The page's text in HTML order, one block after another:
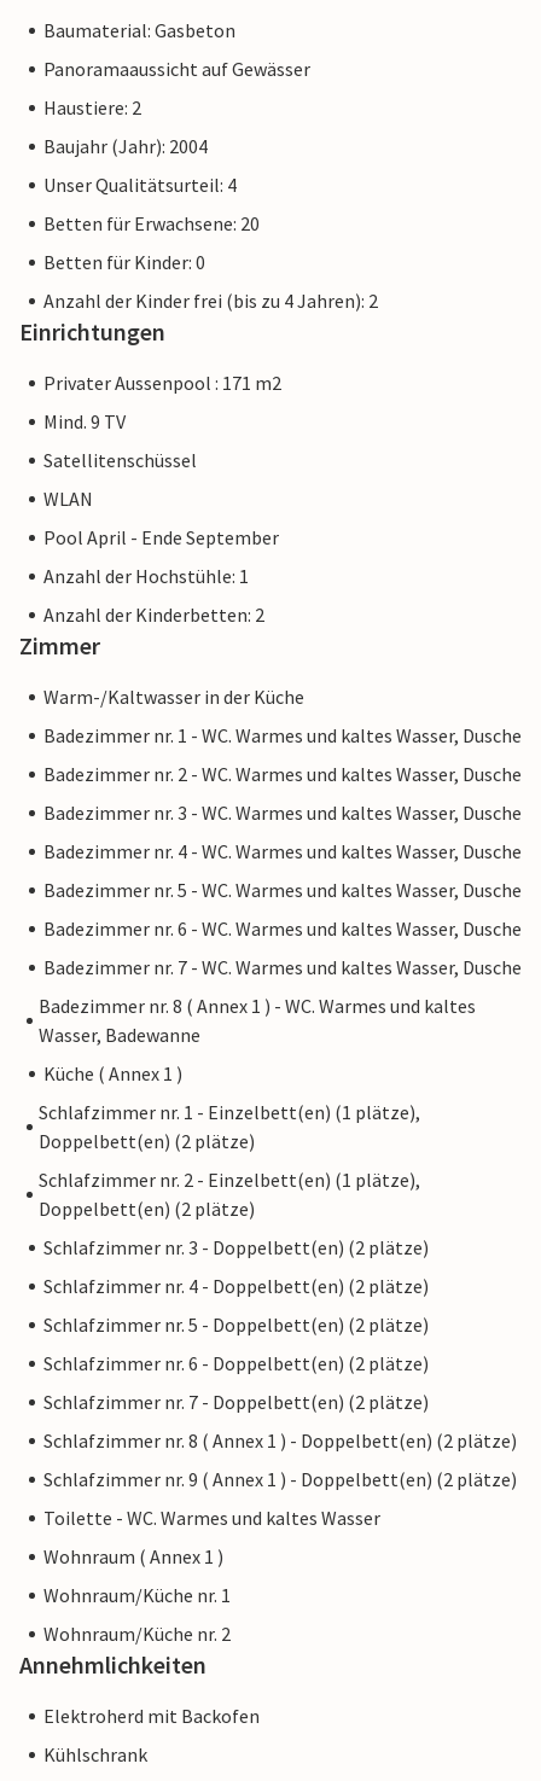
Baumaterial: Gasbeton
Panoramaaussicht auf Gewässer
Haustiere: 2
Baujahr (Jahr): 2004
Unser Qualitätsurteil: 4
Betten für Erwachsene: 20
Betten für Kinder: 0
Anzahl der Kinder frei (bis zu 4 Jahren): 2
Einrichtungen
Privater Aussenpool : 171 m2
Mind. 9 TV
Satellitenschüssel
WLAN
Pool April - Ende September
Anzahl der Hochstühle: 1
Anzahl der Kinderbetten: 2
Zimmer
Warm-/Kaltwasser in der Küche
Badezimmer nr. 1 - WC. Warmes und kaltes Wasser, Dusche
Badezimmer nr. 2 - WC. Warmes und kaltes Wasser, Dusche
Badezimmer nr. 3 - WC. Warmes und kaltes Wasser, Dusche
Badezimmer nr. 4 - WC. Warmes und kaltes Wasser, Dusche
Badezimmer nr. 5 - WC. Warmes und kaltes Wasser, Dusche
Badezimmer nr. 6 - WC. Warmes und kaltes Wasser, Dusche
Badezimmer nr. 7 - WC. Warmes und kaltes Wasser, Dusche
Badezimmer nr. 8 ( Annex 1 ) - WC. Warmes und kaltes
Wasser, Badewanne
Küche ( Annex 1 )
Schlafzimmer nr. 1 - Einzelbett(en) (1 plätze),
Doppelbett(en) (2 plätze)
Schlafzimmer nr. 2 - Einzelbett(en) (1 plätze),
Doppelbett(en) (2 plätze)
Schlafzimmer nr. 3 - Doppelbett(en) (2 plätze)
Schlafzimmer nr. 4 - Doppelbett(en) (2 plätze)
Schlafzimmer nr. 5 - Doppelbett(en) (2 plätze)
Schlafzimmer nr. 6 - Doppelbett(en) (2 plätze)
Schlafzimmer nr. 7 - Doppelbett(en) (2 plätze)
Schlafzimmer nr. 8 ( Annex 1 ) - Doppelbett(en) (2 plätze)
Schlafzimmer nr. 9 ( Annex 1 ) - Doppelbett(en) (2 plätze)
Toilette - WC. Warmes und kaltes Wasser
Wohnraum ( Annex 1 )
Wohnraum/Küche nr. 1
Wohnraum/Küche nr. 2
Annehmlichkeiten
Elektroherd mit Backofen
Kühlschrank